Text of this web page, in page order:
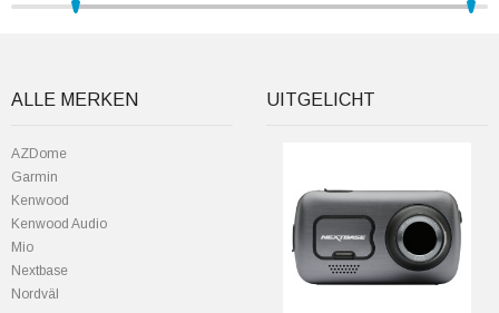
ALLE MERKEN
AZDome
Garmin
Kenwood
Kenwood Audio
Mio
Nextbase
Nordväl
UITGELICHT